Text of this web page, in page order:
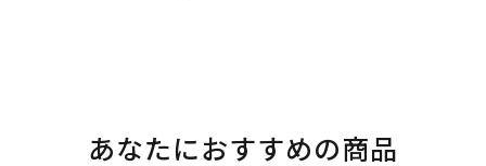
あなたにおすすめの商品